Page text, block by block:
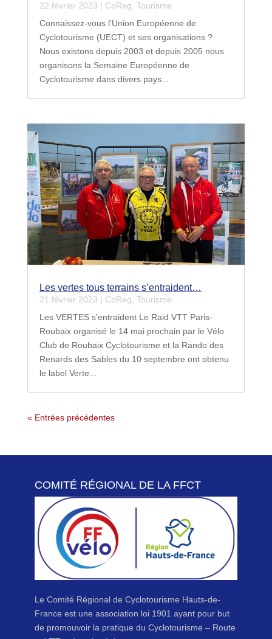
22 février 2023 | CoReg Tourisme
Connaissez-vous l'Union Européenne de
Cyclotourisme (UECT) et ses organisations ?
Nous existons depuis 2003 et depuis 2005 nous
organisons la Semaine Européenne de
Cyclotourisme dans divers pays...
Les vertes tous terrains s’entraident…
21 février 2023 | CoReg Tourisme
Les VERTES s'entraident Le Raid VTT Paris-
Roubaix organisé le 14 mai prochain par le Vélo
Club de Roubaix Cyclotourisme et la Rando des
Renards des Sables du 10 septembre ont obtenu
le label Verte...
« Entrées précédentes
COMITÉ RÉGIONAL DE LA FFCT
Le Comité Régional de Cyclotourisme Hauts-de-
France est une association loi 1901 ayant pour but
de promouvoir la pratique du Cyclotourisme – Route